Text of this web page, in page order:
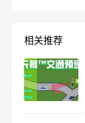
相关推荐